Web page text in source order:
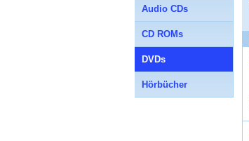
Audio CDs
CD ROMs
DVDs
Hörbücher